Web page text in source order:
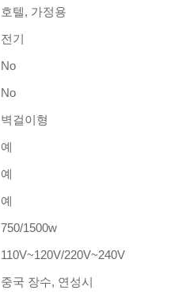
호텔, 가정용
전기
No
No
벽걸이형
예
예
예
750/1500w
110V~120V/220V~240V
중국 장수, 연성시